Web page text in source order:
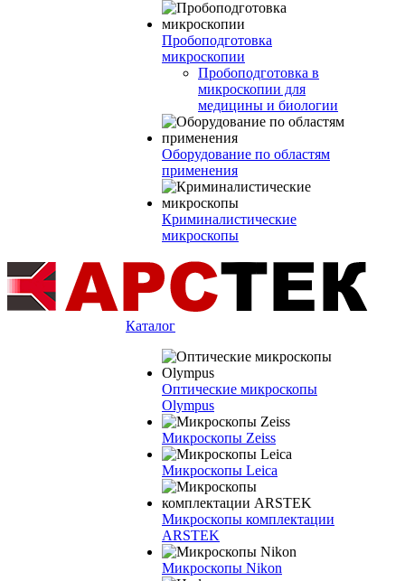
Пробоподготовка
микроскопии
Пробоподготовка в
микроскопии для
медицины и биологии
Оборудование по областям
применения
Криминалистические
микроскопы
Каталог
Оптические микроскопы
Olympus
Микроскопы Zeiss
Микроскопы Leica
Микроскопы комплектации
ARSTEK
Микроскопы Nikon